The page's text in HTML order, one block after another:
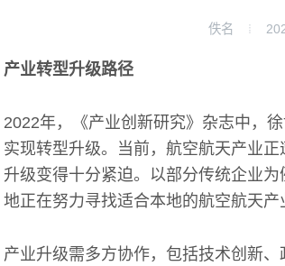
佚名
产业转型升级路径
2022年，《产业创新研究》杂志中，
实现转型升级。当前，航空航天产业
升级变得十分紧迫。以部分传统企业
地正在努力寻找适合本地的航空航天产
产业升级需多方协作，包括技术创新